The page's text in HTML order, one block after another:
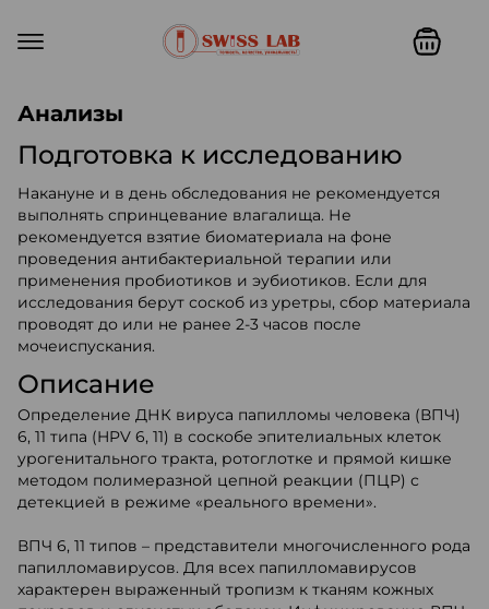
Анализы
Подготовка к исследованию
Накануне и в день обследования не рекомендуется
выполнять спринцевание влагалища. Не
рекомендуется взятие биоматериала на фоне
проведения антибактериальной терапии или
применения пробиотиков и эубиотиков. Если для
исследования берут соскоб из уретры, сбор материала
проводят до или не ранее 2-3 часов после
мочеиспускания.
Описание
Определение ДНК вируса папилломы человека (ВПЧ)
6, 11 типа (HPV 6, 11) в соскобе эпителиальных клеток
урогенитального тракта, ротоглотке и прямой кишке
методом полимеразной цепной реакции (ПЦР) с
детекцией в режиме «реального времени».
ВПЧ 6, 11 типов – представители многочисленного рода
папилломавирусов. Для всех папилломавирусов
характерен выраженный тропизм к тканям кожных